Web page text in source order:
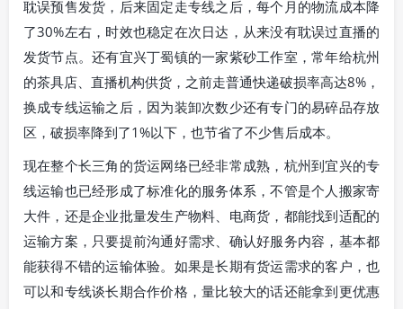
耽误预售发货，后来固定走专线之后，每个月的物流成本降
了30%左右，时效也稳定在次日达，从来没有耽误过直播的
发货节点。还有宜兴丁蜀镇的一家紫砂工作室，常年给杭州
的茶具店、直播机构供货，之前走普通快递破损率高达8%，
换成专线运输之后，因为装卸次数少还有专门的易碎品存放
区，破损率降到了1%以下，也节省了不少售后成本。
现在整个长三角的货运网络已经非常成熟，杭州到宜兴的专
线运输也已经形成了标准化的服务体系，不管是个人搬家寄
大件，还是企业批量发生产物料、电商货，都能找到适配的
运输方案，只要提前沟通好需求、确认好服务内容，基本都
能获得不错的运输体验。如果是长期有货运需求的客户，也
可以和专线谈长期合作价格，量比较大的话还能拿到更优惠